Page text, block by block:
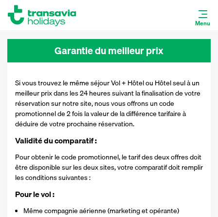
Menu
Garantie du meilleur prix
Si vous trouvez le même séjour Vol + Hôtel ou Hôtel seul à un
meilleur prix dans les 24 heures suivant la finalisation de votre
réservation sur notre site, nous vous offrons un code
promotionnel de 2 fois la valeur de la différence tarifaire à
déduire de votre prochaine réservation.
Validité du comparatif :
Pour obtenir le code promotionnel, le tarif des deux offres doit
être disponible sur les deux sites, votre comparatif doit remplir
les conditions suivantes :
Pour le vol :
Même compagnie aérienne (marketing et opérante)